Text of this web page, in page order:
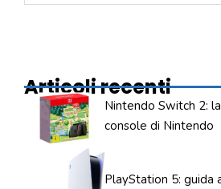
Articoli recenti
Nintendo Switch 2:
console di Nintendo
PlayStation 5: guida